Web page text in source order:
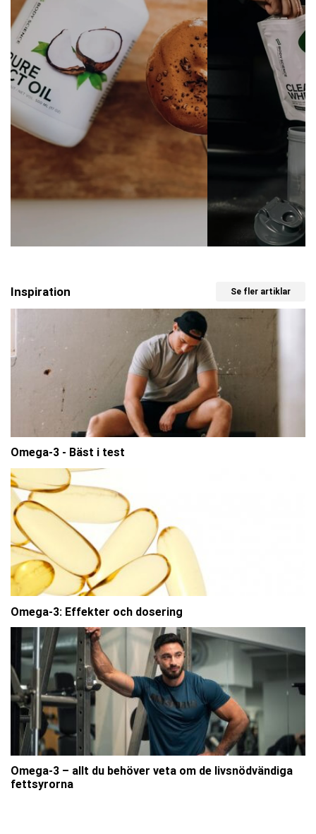
Inspiration Se fler artiklar
Omega-3 - Bäst i test
Omega-3: Effekter och dosering
Omega-3 – allt du behöver veta om de livsnödvändiga
fettsyrorna